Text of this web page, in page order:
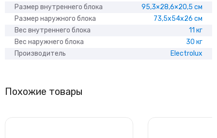
Размер внутреннего блока
95,3×28,6×20,5 см
Размер наружного блока
73,5x54x26 см
Вес внутреннего блока
11 кг
Вес наружнего блока
30 кг
Производитель
Electrolux
Похожие товары